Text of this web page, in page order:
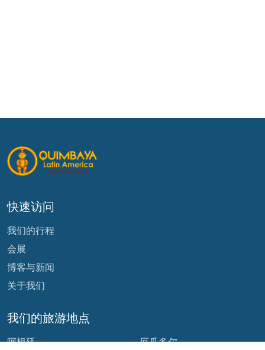
我们的旅游地点
阿根廷
厄瓜多尔
快速访问
我们的行程
会展
博客与新闻
关于我们